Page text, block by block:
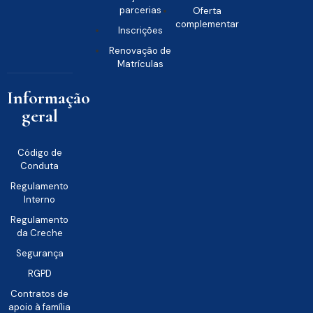
parcerias
Inscrições
Renovação de
Matrículas
Oferta
complementar
Informação
geral
Código de
Conduta
Regulamento
Interno
Regulamento
da Creche
Segurança
RGPD
Contratos de
apoio à família